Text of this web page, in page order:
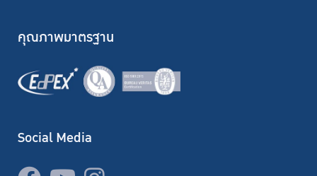
คุณภาพมาตรฐาน
Social Media